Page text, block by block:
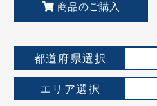
商品のご購入
都道府県選択
エリア選択